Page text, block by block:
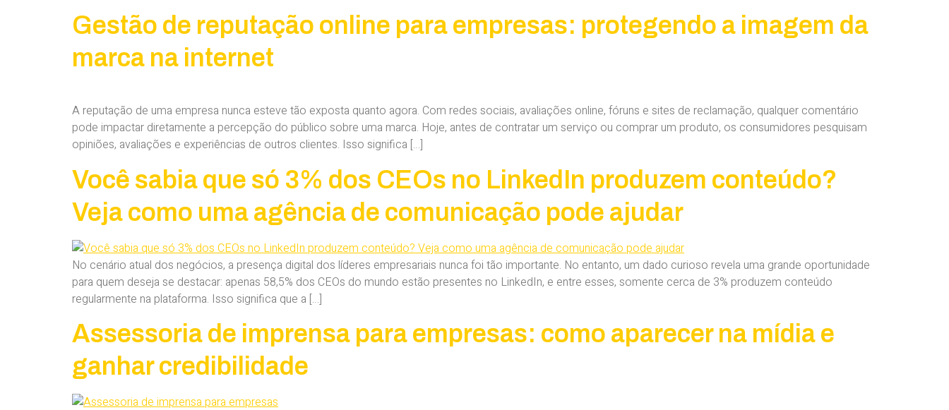
Gestão de reputação online para empresas: protegendo a imagem da
marca na internet
A reputação de uma empresa nunca esteve tão exposta quanto agora. Com redes sociais, avaliações online, fóruns e sites de reclamação, qualquer comentário
pode impactar diretamente a percepção do público sobre uma marca. Hoje, antes de contratar um serviço ou comprar um produto, os consumidores pesquisam
opiniões, avaliações e experiências de outros clientes. Isso significa […]
Você sabia que só 3% dos CEOs no LinkedIn produzem conteúdo?
Veja como uma agência de comunicação pode ajudar
No cenário atual dos negócios, a presença digital dos líderes empresariais nunca foi tão importante. No entanto, um dado curioso revela uma grande oportunidade
para quem deseja se destacar: apenas 58,5% dos CEOs do mundo estão presentes no LinkedIn, e entre esses, somente cerca de 3% produzem conteúdo
regularmente na plataforma. Isso significa que a […]
Assessoria de imprensa para empresas: como aparecer na mídia e
ganhar credibilidade